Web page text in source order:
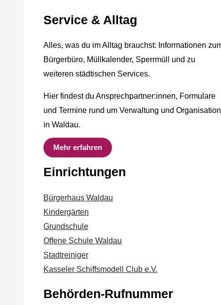
Service & Alltag
Alles, was du im Alltag brauchst: Informationen
Bürgerbüro, Müllkalender, Sperrmüll und zu
weiteren städtischen Services.
Hier findest du Ansprechpartner:innen, Formulare
und Termine rund um Verwaltung und Organisation
in Waldau.
Mehr erfahren
Einrichtungen
Bürgerhaus Waldau
Kindergärten
Grundschule
Offene Schule Waldau
Stadtreiniger
Kasseler Schiffsmodell Club e.V.
Behörden-Rufnummer